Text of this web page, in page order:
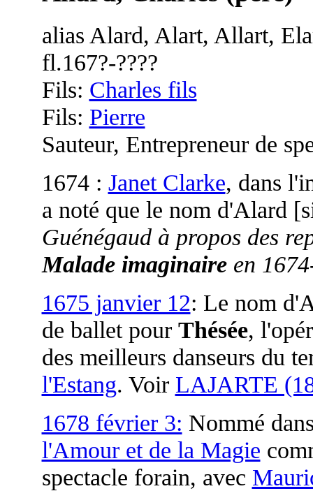
alias Alard, Alart, Allart,
fl.167?-????
Fils: Charles fils
Fils: Pierre
Sauteur, Entrepreneur de
1674 : Janet Clarke, dans
a noté que le nom d'Alard
Guénégaud à propos des
Malade imaginaireen
1675 janvier 12: Le nom
de ballet pour Thésée,
des meilleurs danseurs du
l'Estang. Voir LAJARTE
1678 février 3: Nommé
l'Amour et de la Magie
spectacle forain, avec